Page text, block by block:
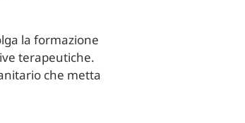
la formazione
terapeutiche.
che metta